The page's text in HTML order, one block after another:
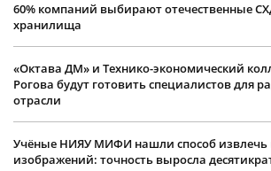
60% компаний выбирают отечественные
хранилища
«Октава ДМ» и Технико-экономический
Рогова будут готовить специалистов для
отрасли
Учëные НИЯУ МИФИ нашли способ извлечь
изображений: точность выросла